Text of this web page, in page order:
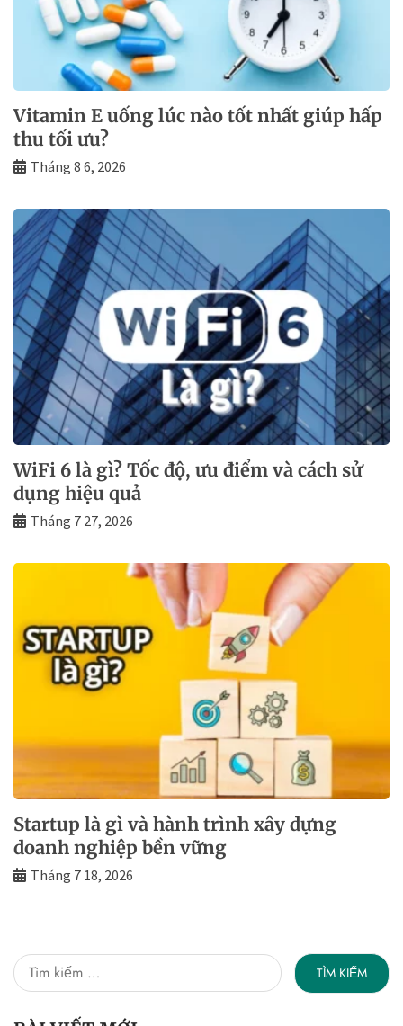
Vitamin E uống lúc nào tốt nhất giúp hấp
thu tối ưu?
Tháng 8 6, 2026
WiFi 6 là gì? Tốc độ, ưu điểm và cách sử
dụng hiệu quả
Tháng 7 27, 2026
Startup là gì và hành trình xây dựng
doanh nghiệp bền vững
Tháng 7 18, 2026
Tìm
kiếm
cho: